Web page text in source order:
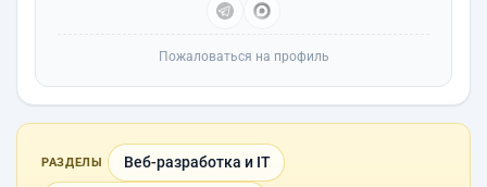
Пожаловаться на профиль
РАЗДЕЛЫ Веб-разработка и IT